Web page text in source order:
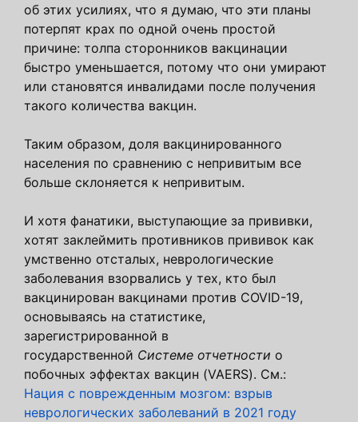
об этих усилиях, что я думаю, что эти планы
потерпят крах по одной очень простой
причине: толпа сторонников вакцинации
быстро уменьшается, потому что они умирают
или становятся инвалидами после получения
такого количества вакцин.
Таким образом, доля вакцинированного
населения по сравнению с непривитым все
больше склоняется к непривитым.
И хотя фанатики, выступающие за прививки,
хотят заклеймить противников прививок как
умственно отсталых, неврологические
заболевания взорвались у тех, кто был
вакцинирован вакцинами против COVID-19,
основываясь на статистике,
зарегистрированной в
государственной Системе отчетности о
побочных эффектах вакцин (VAERS). См.:
Нация с поврежденным мозгом: взрыв
неврологических заболеваний в 2021 году